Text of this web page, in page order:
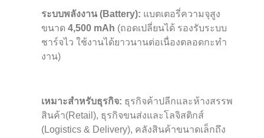
ระบบพลังงาน (Battery): แบตเตอรี่ความจุสูง
ขนาด 4,500 mAh (ถอดเปลี่ยนได้ รองรับระบบ
ชาร์จไว ใช้งานได้ยาวนานต่อเนื่องตลอดกะทำ
งาน)
เหมาะสำหรับธุรกิจ: ธุรกิจค้าปลีกและห้างสรรพ
สินค้า(Retail), ธุรกิจขนส่งและโลจิสติกส์
(Logistics & Delivery), คลังสินค้าขนาดเล็กถึง